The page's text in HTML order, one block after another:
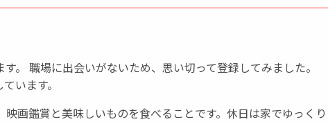
。 職場に出会いがないため、思い切って登録してみました。
います。
画鑑賞と美味しいものを食べることです。休日は家でゆっくり